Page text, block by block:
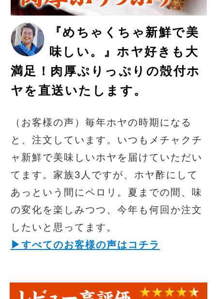
『めちゃくちゃ新鮮で美
味しい。』ホヤ好きも大
満足！肉厚ぷりっぷりの殻付ホ
ヤを直送いたします。
（お客様の声）毎年ホヤの時期になる
と、注文しています。いつもメチャクチ
ャ新鮮で美味しいホヤを届けていただい
てます。家族3人ですが、ホヤ酢にして
あっという間にペロリ。夏までの間、味
の変化を楽しみつつ、今年も何回か注文
したいと思ってます。
▶︎すべてのお客様の声はコチラ